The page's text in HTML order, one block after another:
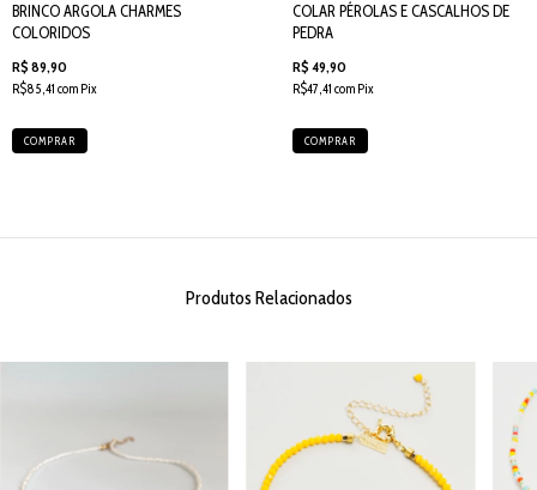
BRINCO ARGOLA CHARMES
COLORIDOS
R$ 89,90
R$85,41 com Pix
COMPRAR
COLAR PÉROLAS E CASCALHOS DE
PEDRA
R$ 49,90
R$47,41 com Pix
COMPRAR
Produtos Relacionados